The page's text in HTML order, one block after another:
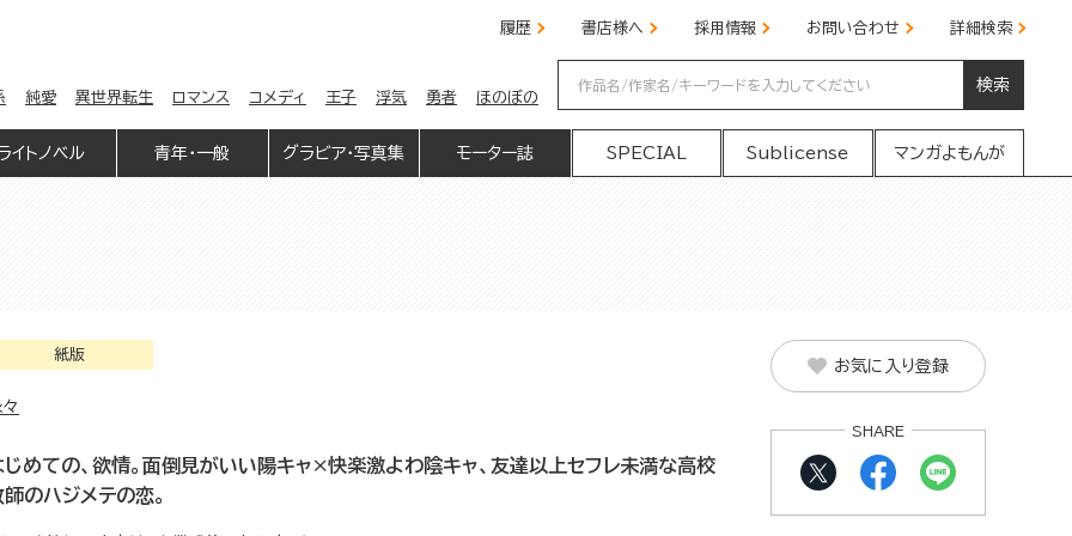
履歴 書店様へ 採用情報 お問い合わせ 詳細検索
純愛 異世界転生 ロマンス コメディ 王子 浮気 勇者 ほのぼの
検索
イトノベル 青年・一般 グラビア・写真集 モーター誌 SPECIAL Sublicense マンガよもんが
紙版
じめての、欲情。面倒見がいい陽キャ×快楽激よわ陰キャ、友達以上セフレ未満な高校
師のハジメテの恋。
お気に入り登録
SHARE